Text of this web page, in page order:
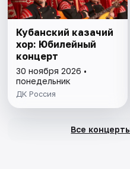
Кубанский казачий
хор: Юбилейный
концерт
30 ноября 2026 •
понедельник
ДК Россия
Все